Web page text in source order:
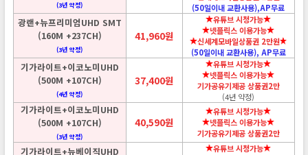
(3년 약정)
(50일이내 교환사용),AP무료
광랜+뉴프리미엄UHD SMT
(160M +237CH)
(3년 약정)
41,960원
유튜브 시청가능
넷플릭스 이용가능
신세계모바일상품권 2만원
(50일이내 교환사용), AP무료
기가라이트+이코노미UHD
(500M +107CH)
(4년 약정)
37,400원
유튜브 시청가능
넷플릭스 이용가능
기가공유기제공 상품권2만
(4년 약정)
기가라이트+이코노미UHD
(500M +107CH)
(3년 약정)
40,590원
유튜브 시청가능
넷플릭스 이용가능
기가공유기제공 상품권2만
기가라이트+뉴베이직UHD
유튜브 시청가능